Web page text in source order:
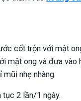
cốt trộn với mật
mật ong và đưa vào
mũi nhẹ nhàng.
tục 2 lần/1 ngày.